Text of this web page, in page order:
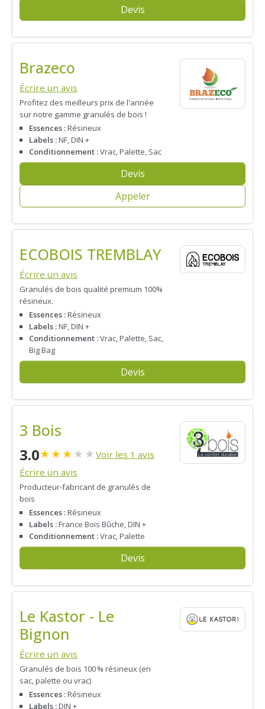
Devis
Brazeco
Écrire un avis
Profitez des meilleurs prix de l'année
sur notre gamme granulés de bois !
Essences :Résineux
Labels :NF, DIN +
Conditionnement :Vrac, Palette, Sac
Devis
Appeler
ECOBOIS TREMBLAY
Écrire un avis
Granulés de bois qualité premium 100%
résineux.
Essences :Résineux
Labels :NF, DIN +
Conditionnement :Vrac, Palette, Sac,
Big Bag
Devis
3 Bois
3.0★★★★ ★ Voir les 1 avis
Écrire un avis
Producteur-fabricant de granulés de
bois
Essences :Résineux
Labels :France Bois Bûche, DIN +
Conditionnement :Vrac, Palette
Devis
Le Kastor - Le
Bignon
Écrire un avis
Granulés de bois 100 % résineux (en
sac, palette ou vrac)
Essences :Résineux
Labels :DIN +